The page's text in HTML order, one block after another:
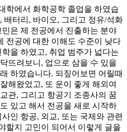
학에서 화학공학 졸업을 하였습
배터리, 바이오, 그리고 정유/석화
은 제 전공에서 진출하는 분야
전공에 대한 이해도 수준이 낮다
을 하였고, 취업 범주가 넓다는
뜨려보니, 업으로 삼을 수 있을
하였습니다. 되짚어보면 어릴때
해왔었고, 또 운이 좋게 해외여
관, 그리고 항공기 조종사의 꿈
있고 해서 전공을 새로 시작하
인 항공, 외교, 또는 국제와 관련
할지 고민이 되어서 이렇게 글을